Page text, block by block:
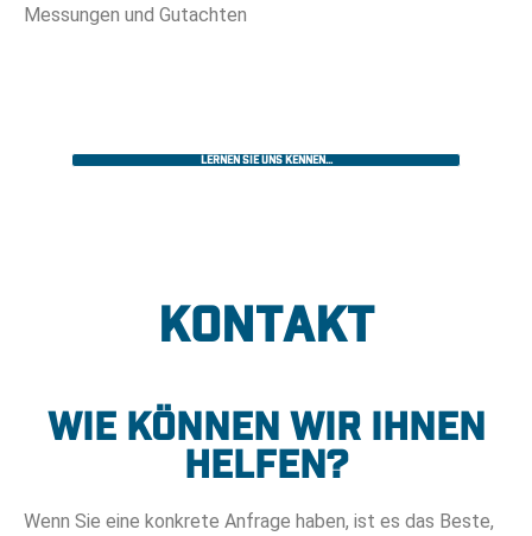
Messungen und Gutachten
Lernen Sie uns kennen...
Kontakt
Wie können wir Ihnen
helfen?
Wenn Sie eine konkrete Anfrage haben, ist es das Beste,